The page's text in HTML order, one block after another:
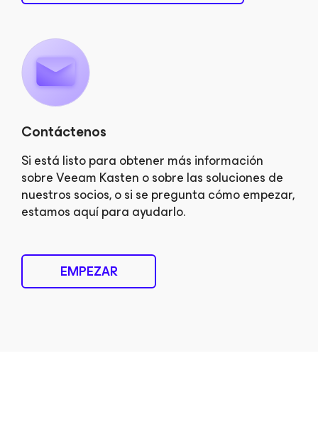
Contáctenos
Si está listo para obtener más información
sobre Veeam Kasten o sobre las soluciones de
nuestros socios, o si se pregunta cómo empezar,
estamos aquí para ayudarlo.
EMPEZAR